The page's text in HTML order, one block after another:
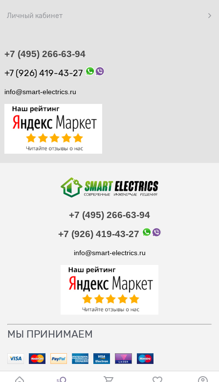
Личный кабинет
+7 (495) 266-63-94
+7 (926) 419-43-27
info@smart-electrics.ru
+7 (495) 266-63-94
+7 (926) 419-43-27
info@smart-electrics.ru
МЫ ПРИНИМАЕМ